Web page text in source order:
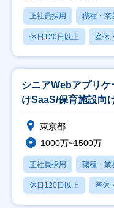
正社員採用 職種・業
休日120日以上 産休
シニアWebアプリ
けSaaS/保育施設向
東京都
1000万~1500万
正社員採用 職種・業
休日120日以上 産休